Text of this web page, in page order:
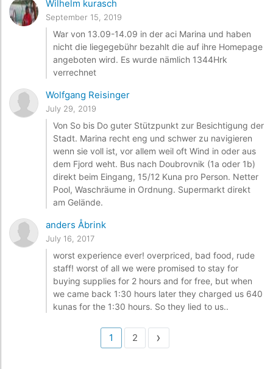
Wilhelm kurasch
September 15, 2019
War von 13.09-14.09 in der aci Marina und haben
nicht die liegegebühr bezahlt die auf ihre Homepage
angeboten wird. Es wurde nämlich 1344Hrk
verrechnet
Wolfgang Reisinger
July 29, 2019
Von So bis Do guter Stützpunkt zur Besichtigung der
Stadt. Marina recht eng und schwer zu navigieren
wenn sie voll ist, vor allem weil oft Wind in oder aus
dem Fjord weht. Bus nach Doubrovnik (1a oder 1b)
direkt beim Eingang, 15/12 Kuna pro Person. Netter
Pool, Waschräume in Ordnung. Supermarkt direkt
am Gelände.
anders Åbrink
July 16, 2017
worst experience ever! overpriced, bad food, rude
staff! worst of all we were promised to stay for
buying supplies for 2 hours and for free, but when
we came back 1:30 hours later they charged us 640
kunas for the 1:30 hours. So they lied to us..
1 2 ›